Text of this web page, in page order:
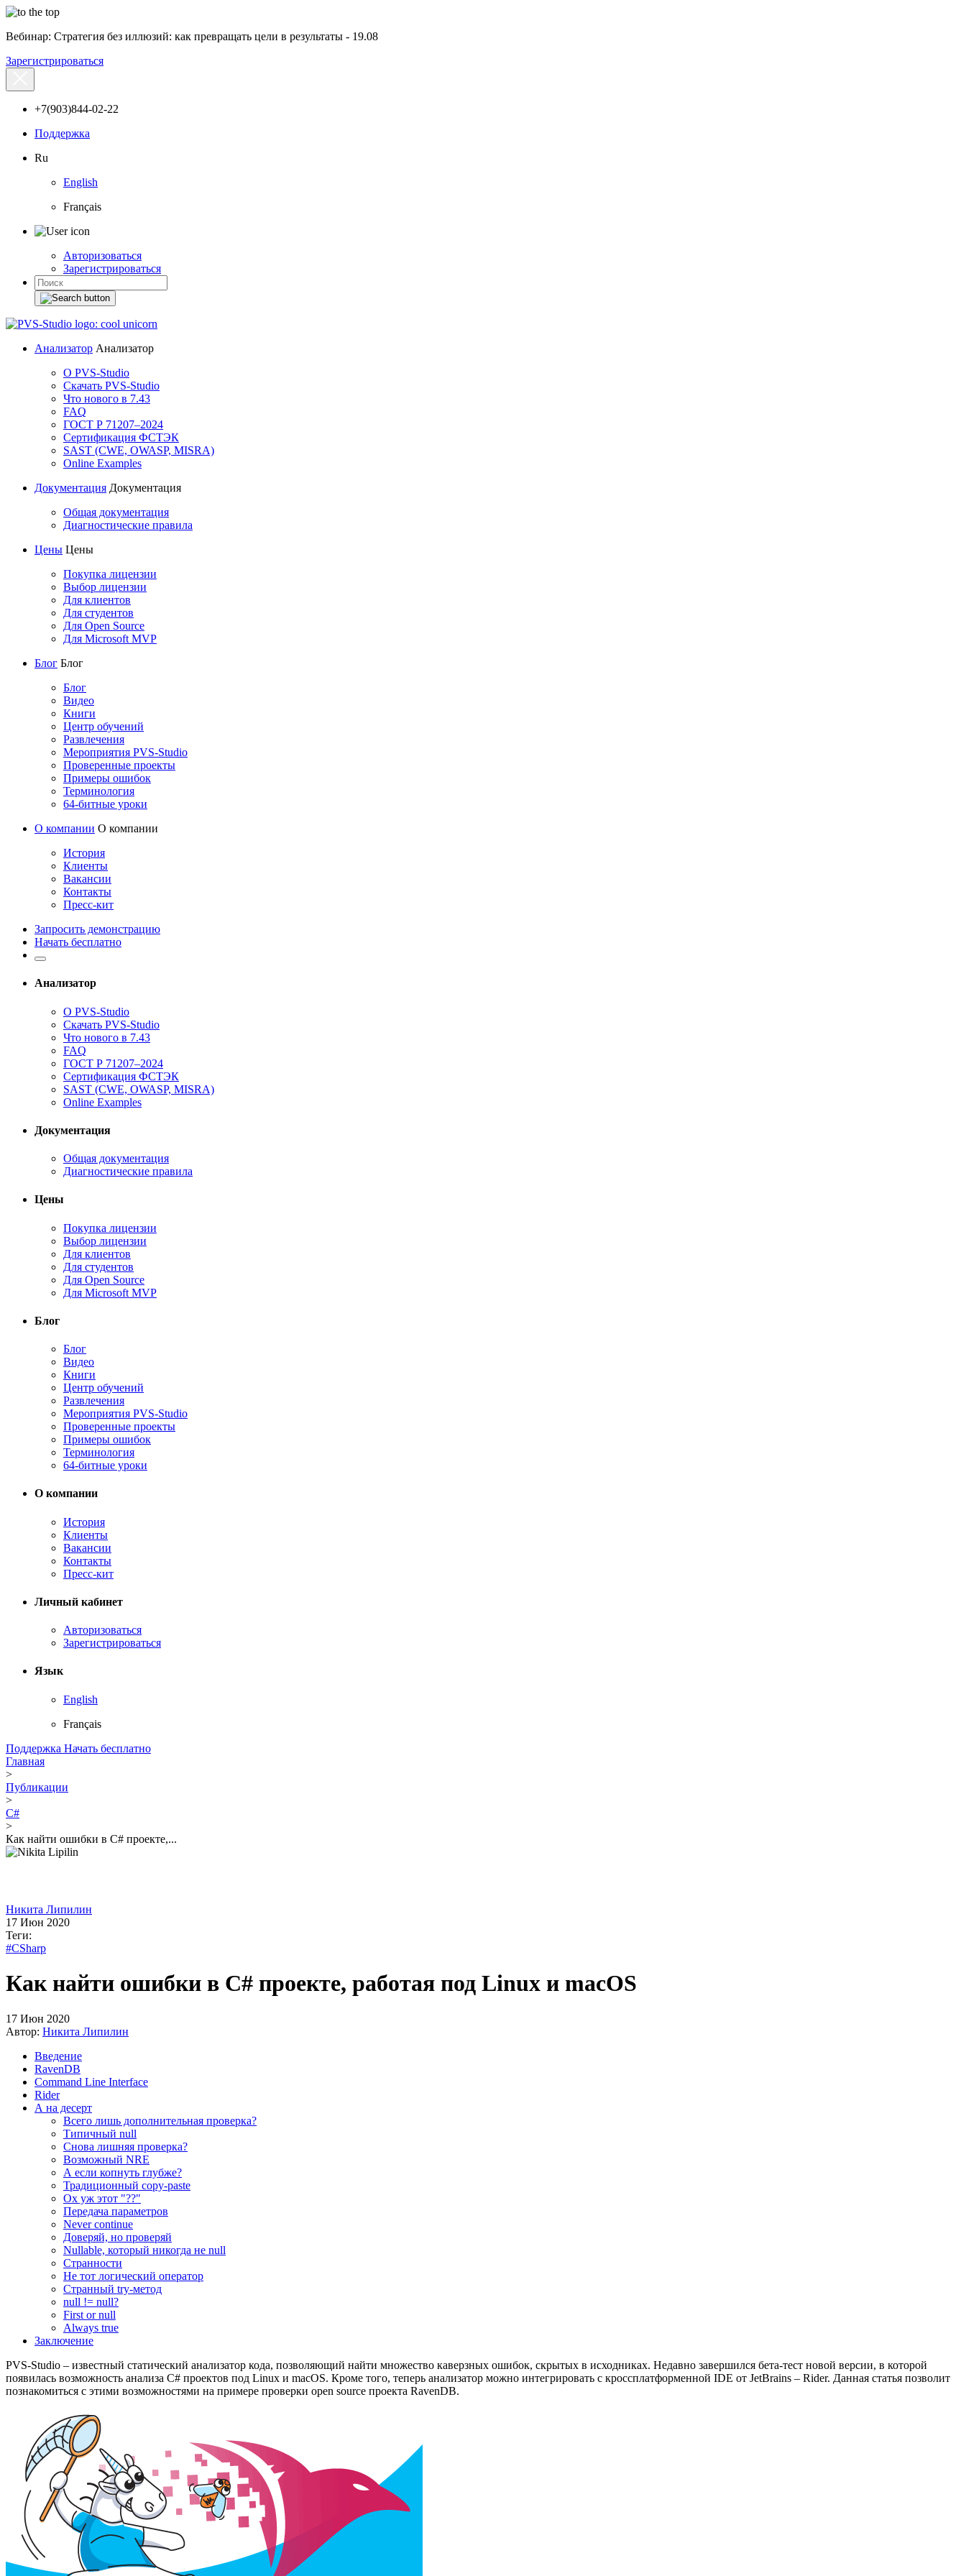
Вебинар: Стратегия без иллюзий: как превращать цели в результаты - 19.08
Зарегистрироваться
+7(903)844-02-22
Поддержка
Ru
English
Français
Авторизоваться
Зарегистрироваться
Анализатор Анализатор
О PVS-Studio
Скачать PVS-Studio
Что нового в 7.43
FAQ
ГОСТ Р 71207–2024
Сертификация ФСТЭК
SAST (CWE, OWASP, MISRA)
Online Examples
Документация Документация
Общая документация
Диагностические правила
Цены Цены
Покупка лицензии
Выбор лицензии
Для клиентов
Для студентов
Для Open Source
Для Microsoft MVP
Блог Блог
Блог
Видео
Книги
Центр обучений
Развлечения
Мероприятия PVS-Studio
Проверенные проекты
Примеры ошибок
Терминология
64-битные уроки
О компании О компании
История
Клиенты
Вакансии
Контакты
Пресс-кит
Запросить демонстрацию
Начать бесплатно
Анализатор
О PVS-Studio
Скачать PVS-Studio
Что нового в 7.43
FAQ
ГОСТ Р 71207–2024
Сертификация ФСТЭК
SAST (CWE, OWASP, MISRA)
Online Examples
Документация
Общая документация
Диагностические правила
Цены
Покупка лицензии
Выбор лицензии
Для клиентов
Для студентов
Для Open Source
Для Microsoft MVP
Блог
Блог
Видео
Книги
Центр обучений
Развлечения
Мероприятия PVS-Studio
Проверенные проекты
Примеры ошибок
Терминология
64-битные уроки
О компании
История
Клиенты
Вакансии
Контакты
Пресс-кит
Личный кабинет
Авторизоваться
Зарегистрироваться
Язык
English
Français
Поддержка Начать бесплатно
Главная
>
Публикации
>
C#
>
Как найти ошибки в C# проекте,...
Никита Липилин
17 Июн 2020
Теги:
#CSharp
Как найти ошибки в C# проекте, работая под Linux и macOS
17 Июн 2020
Автор: Никита Липилин
Введение
RavenDB
Command Line Interface
Rider
А на десерт
Всего лишь дополнительная проверка?
Типичный null
Снова лишняя проверка?
Возможный NRE
А если копнуть глубже?
Традиционный copy-paste
Ох уж этот "??"
Передача параметров
Never continue
Доверяй, но проверяй
Nullable, который никогда не null
Странности
Не тот логический оператор
Странный try-метод
null != null?
First or null
Always true
Заключение
PVS-Studio – известный статический анализатор кода, позволяющий найти множество каверзных ошибок, скрытых в исходниках. Недавно завершился бета-тест новой версии, в которой
появилась возможность анализа C# проектов под Linux и macOS. Кроме того, теперь анализатор можно интегрировать с кроссплатформенной IDE от JetBrains – Rider. Данная статья позволит
познакомиться с этими возможностями на примере проверки open source проекта RavenDB.